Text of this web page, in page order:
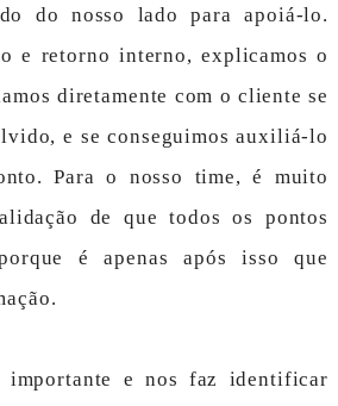
do nosso lado para apoiá-lo.
e retorno interno, explicamos o
diretamente com o cliente se
e se conseguimos auxiliá-lo
Para o nosso time, é muito
de que todos os pontos
é apenas após isso que
importante e nos faz identificar